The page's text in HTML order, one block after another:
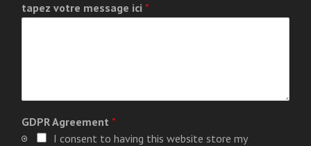
tapez votre message ici *
GDPR Agreement *
I consent to having this website store my